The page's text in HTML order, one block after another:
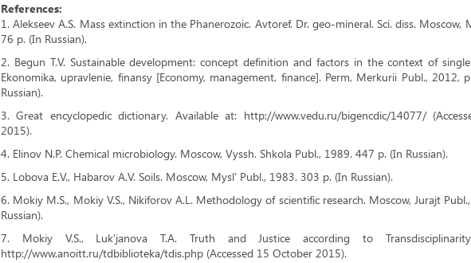
References:
Alekseev A.S. Mass extinction in the Phanerozoic. Avtoref. Dr. geo-mineral. Sci. diss. Moscow,
76 p. (In Russian).
Begun T.V. Sustainable development: concept definition and factors in the context of
Ekonomika, upravlenie, finansy [Economy, management, finance]. Perm, Merkurii Publ.,
Russian).
Great encyclopedic dictionary. Available at: http://www.vedu.ru/bigencdic/14077/
2015).
Elinov N.P. Chemical microbiology. Moscow, Vyssh. Shkola Publ., 1989. 447 p. (In Russian).
Lobova E.V., Habarov A.V. Soils. Moscow, Mysl' Publ., 1983. 303 p. (In Russian).
Mokiy M.S., Mokiy V.S., Nikiforov A.L. Methodology of scientific research. Moscow, Jurajt
Russian).
Mokiy V.S., Luk'janova T.A. Truth and Justice according to
http://www.anoitt.ru/tdbiblioteka/tdis.php (Accessed 15 October 2015).